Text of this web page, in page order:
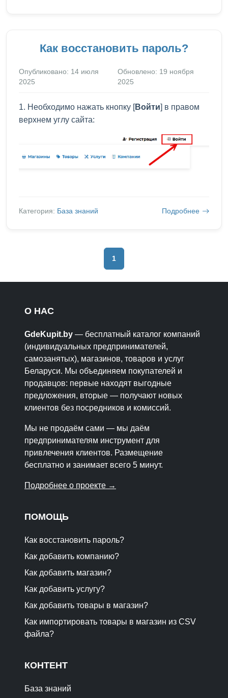
Как восстановить пароль?
Опубликовано: 14 июля
2025
Обновлено: 19 ноября
2025
1. Необходимо нажать кнопку [Войти] в правом
верхнем углу сайта:
Категория: База знаний Подробнее
1
О НАС
GdeKupit.by — бесплатный каталог компаний
(индивидуальных предпринимателей,
самозанятых), магазинов, товаров и услуг
Беларуси. Мы объединяем покупателей и
продавцов: первые находят выгодные
предложения, вторые — получают новых
клиентов без посредников и комиссий.
Мы не продаём сами — мы даём
предпринимателям инструмент для
привлечения клиентов. Размещение
бесплатно и занимает всего 5 минут.
Подробнее о проекте →
ПОМОЩЬ
Как восстановить пароль?
Как добавить компанию?
Как добавить магазин?
Как добавить услугу?
Как добавить товары в магазин?
Как импортировать товары в магазин из CSV
файла?
КОНТЕНТ
База знаний